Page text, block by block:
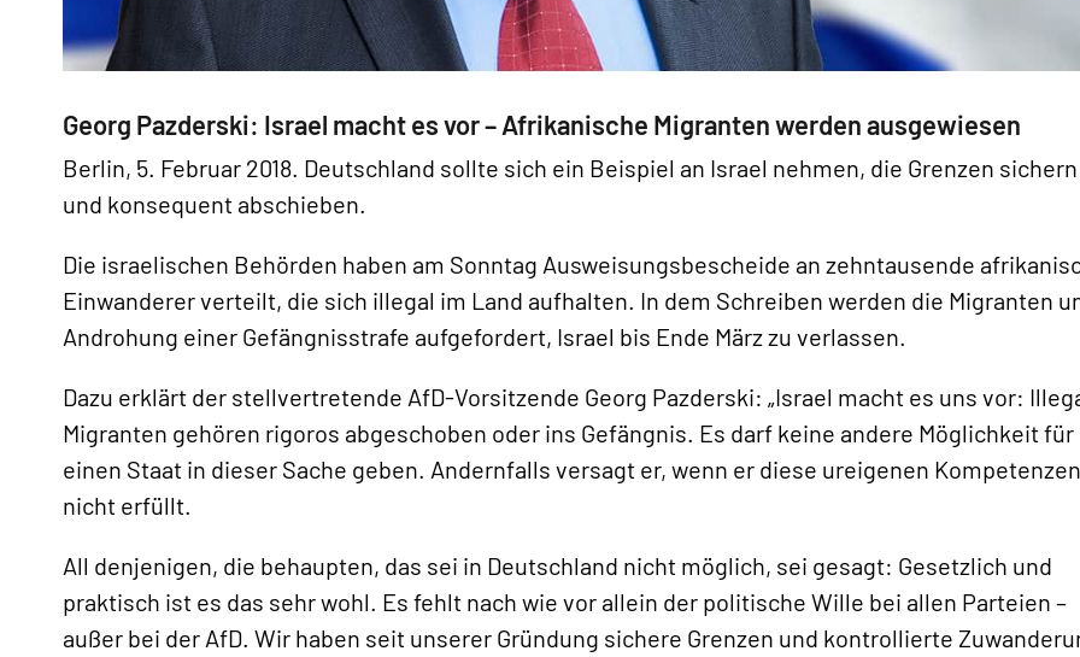
«
Georg Pazderski: Israel macht es vor – Afrikanische Migranten werden ausgewiesen
Berlin, 5. Februar 2018. Deutschland sollte sich ein Beispiel an Israel nehmen, die Grenzen sichern
und konsequent abschieben.
Die israelischen Behörden haben am Sonntag Ausweisungsbescheide an zehntausende
Einwanderer verteilt, die sich illegal im Land aufhalten. In dem Schreiben werden die Migranten
Androhung einer Gefängnisstrafe aufgefordert, Israel bis Ende März zu verlassen.
Dazu erklärt der stellvertretende AfD-Vorsitzende Georg Pazderski: „Israel macht es uns vor:
Migranten gehören rigoros abgeschoben oder ins Gefängnis. Es darf keine andere Möglichkeit für
einen Staat in dieser Sache geben. Andernfalls versagt er, wenn er diese ureigenen Kompetenzen
nicht erfüllt.
All denjenigen, die behaupten, das sei in Deutschland nicht möglich, sei gesagt: Gesetzlich und
praktisch ist es das sehr wohl. Es fehlt nach wie vor allein der politische Wille bei allen Parteien –
außer bei der AfD. Wir haben seit unserer Gründung sichere Grenzen und kontrollierte